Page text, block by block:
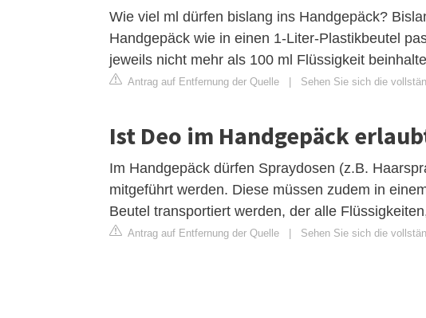
Wie viel ml dürfen bislang ins Handgepäck?
Handgepäck wie in einen 1-Liter-Plastikbeutel
jeweils nicht mehr als 100 ml Flüssigkeit
Antrag auf Entfernung der Quelle Sehen Sie sich die
Ist Deo im Handgepäck
Im Handgepäck dürfen Spraydosen (z.B.
mitgeführt werden. Diese müssen zudem in
Beutel transportiert werden, der alle
Antrag auf Entfernung der Quelle Sehen Sie sich die